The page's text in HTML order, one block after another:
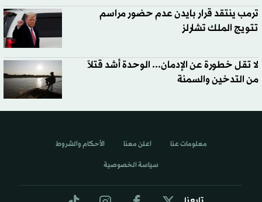
ترمب ينتقد قرار بايدن عدم حضور مراسم
تتويج الملك تشارلز
لا تقل خطورة عن الإدمان... الوحدة أشد قتلاً
من التدخين والسمنة
معلومات عنا اعلن معنا الأحكام والشروط
سياسة الخصوصية